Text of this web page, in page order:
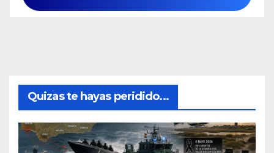
Quizas te hayas peridido...